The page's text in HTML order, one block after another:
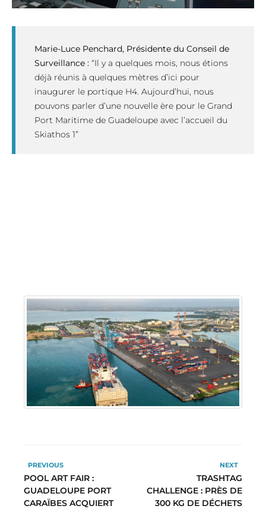
Marie-Luce Penchard, Présidente du Conseil de
Surveillance : “Il y a quelques mois, nous étions
déjà réunis à quelques mètres d’ici pour
inaugurer le portique H4. Aujourd’hui, nous
pouvons parler d’une nouvelle ère pour le Grand
Port Maritime de Guadeloupe avec l’accueil du
Skiathos 1”
PREVIOUS
POOL ART FAIR :
GUADELOUPE PORT
CARAÏBES ACQUIERT
NEXT
TRASHTAG
CHALLENGE : PRÈS DE
300 KG DE DÉCHETS